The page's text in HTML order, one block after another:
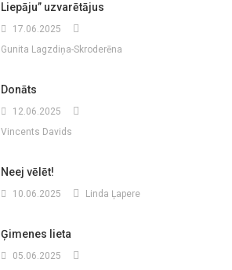
Liepāju” uzvarētājus
17.06.2025
Gunita Lagzdiņa-Skroderēna
Donāts
12.06.2025
Vincents Davids
Neej vēlēt!
10.06.2025 Linda Ļapere
Ģimenes lieta
05.06.2025